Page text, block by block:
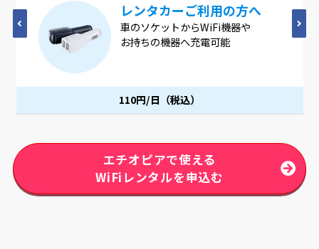
レンタカーご利用の方へ
車のソケットからWiFi機器や
お持ちの機器へ充電可能
110円/日（税込）
エチオピアで使える
WiFiレンタルを申込む